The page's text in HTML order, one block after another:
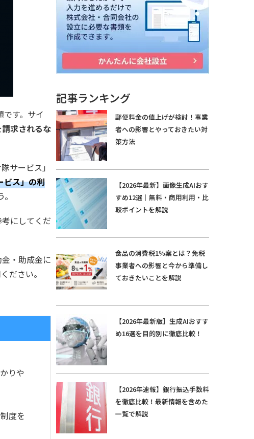
す。サイ
求されるな
サービス」
ビス」の利
にしてくだ
・助成金に
ださい。
りや
度を
記事ランキング
郵便料金の値上げが検討！事業
者への影響とやっておきたい対
策方法
【2026年最新】画像生成AIおす
すめ12選｜無料・商用利用・比
較ポイントを解説
食品の消費税1％案とは？免税
事業者への影響と今から準備し
ておきたいことを解説
【2026年最新版】生成AIおすす
め16選を目的別に徹底比較！
【2026年速報】銀行振込手数料
を徹底比較！最新情報を含めた
一覧で解説